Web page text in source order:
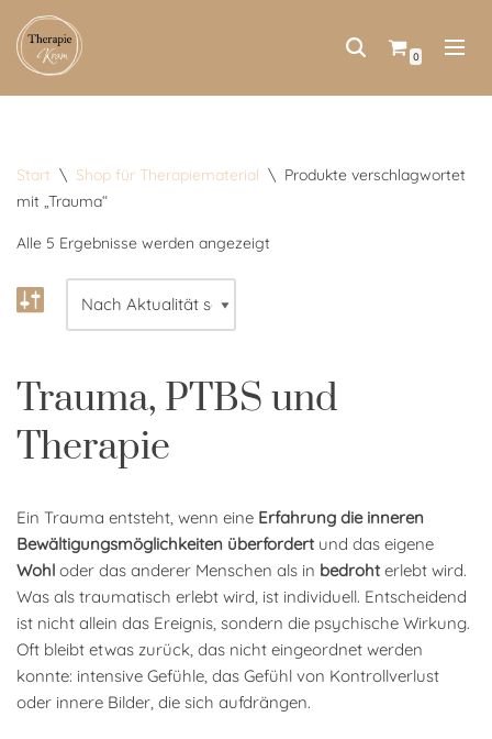
Zum
0
Start \ Shop für Therapiematerial \ Produkte verschlagwortet
mit „Trauma“
Alle 5 Ergebnisse werden angezeigt
Trauma, PTBS und
Therapie
Ein Trauma entsteht, wenn eine Erfahrung die inneren
Bewältigungsmöglichkeiten überfordertund das eigene
Wohl oder das anderer Menschen als in bedrohterlebt wird.
Was als traumatisch erlebt wird, ist individuell. Entscheidend
ist nicht allein das Ereignis, sondern die psychische Wirkung.
Oft bleibt etwas zurück, das nicht eingeordnet werden
konnte: intensive Gefühle, das Gefühl von Kontrollverlust
oder innere Bilder, die sich aufdrängen.